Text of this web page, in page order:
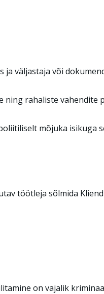
väljastaja või
ning rahaliste vahendite
mõjuka isikuga
töötleja sõlmida
on vajalik